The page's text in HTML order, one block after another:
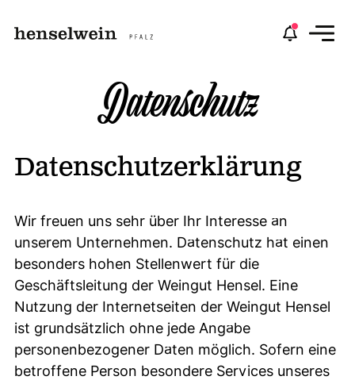
Datenschutz
Datenschutzerklärung
Wir freuen uns sehr über Ihr Interesse an
unserem Unternehmen. Datenschutz hat einen
besonders hohen Stellenwert für die
Geschäftsleitung der Weingut Hensel. Eine
Nutzung der Internetseiten der Weingut Hensel
ist grundsätzlich ohne jede Angabe
personenbezogener Daten möglich. Sofern eine
betroffene Person besondere Services unseres